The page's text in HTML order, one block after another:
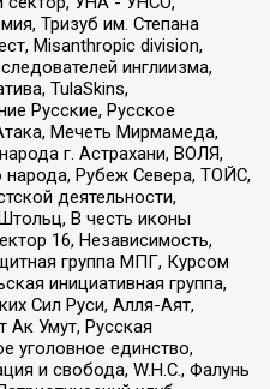
Тризуб им. Степана
Misanthropic division,
инглиизма,
TulaSkins,
Русские, Русское
Мечеть Мирмамеда,
г. Астрахани, ВОЛЯ,
Рубеж Севера, ТОЙС,
деятельности,
В честь иконы
16, Независимость,
группа МПГ, Курсом
инициативная группа,
Сил Руси, Алля-Аят,
Ак Умут, Русская
уголовное единство,
и свобода, W.H.С., Фалунь